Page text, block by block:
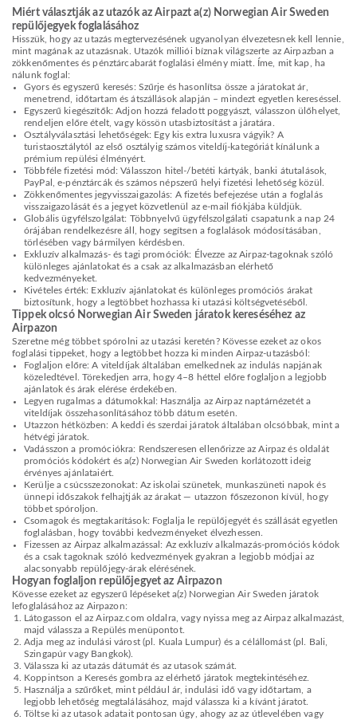
Miért választják az utazók az Airpazt a(z) Norwegian Air Sweden
repülőjegyek foglalásához
Hisszük, hogy az utazás megtervezésének ugyanolyan élvezetesnek kell lennie,
mint magának az utazásnak. Utazók milliói bíznak világszerte az Airpazban a
zökkenőmentes és pénztárcabarát foglalási élmény miatt. Íme, mit kap, ha
nálunk foglal:
Gyors és egyszerű keresés: Szűrje és hasonlítsa össze a járatokat ár,
menetrend, időtartam és átszállások alapján – mindezt egyetlen kereséssel.
Egyszerű kiegészítők: Adjon hozzá feladott poggyászt, válasszon ülőhelyet,
rendeljen előre ételt, vagy kössön utasbiztosítást a járatára.
Osztályválasztási lehetőségek: Egy kis extra luxusra vágyik? A
turistaosztálytól az első osztályig számos viteldíj-kategóriát kínálunk a
prémium repülési élményért.
Többféle fizetési mód: Válasszon hitel-/betéti kártyák, banki átutalások,
PayPal, e-pénztárcák és számos népszerű helyi fizetési lehetőség közül.
Zökkenőmentes jegyvisszaigazolás: A fizetés befejezése után a foglalás
visszaigazolását és a jegyet közvetlenül az e-mail fiókjába küldjük.
Globális ügyfélszolgálat: Többnyelvű ügyfélszolgálati csapatunk a nap 24
órájában rendelkezésre áll, hogy segítsen a foglalások módosításában,
törlésében vagy bármilyen kérdésben.
Exkluzív alkalmazás- és tagi promóciók: Élvezze az Airpaz-tagoknak szóló
különleges ajánlatokat és a csak az alkalmazásban elérhető
kedvezményeket.
Kivételes érték: Exkluzív ajánlatokat és különleges promóciós árakat
biztosítunk, hogy a legtöbbet hozhassa ki utazási költségvetéséből.
Tippek olcsó Norwegian Air Sweden járatok kereséséhez az
Airpazon
Szeretne még többet spórolni az utazási keretén? Kövesse ezeket az okos
foglalási tippeket, hogy a legtöbbet hozza ki minden Airpaz-utazásból:
Foglaljon előre: A viteldíjak általában emelkednek az indulás napjának
közeledtével. Törekedjen arra, hogy 4–8 héttel előre foglaljon a legjobb
ajánlatok és árak elérése érdekében.
Legyen rugalmas a dátumokkal: Használja az Airpaz naptárnézetét a
viteldíjak összehasonlításához több dátum esetén.
Utazzon hétközben: A keddi és szerdai járatok általában olcsóbbak, mint a
hétvégi járatok.
Vadásszon a promóciókra: Rendszeresen ellenőrizze az Airpaz és oldalát
promóciós kódokért és a(z) Norwegian Air Sweden korlátozott ideig
érvényes ajánlataiért.
Kerülje a csúcsszezonokat: Az iskolai szünetek, munkaszüneti napok és
ünnepi időszakok felhajtják az árakat — utazzon főszezonon kívül, hogy
többet spóroljon.
Csomagok és megtakarítások: Foglalja le repülőjegyét és szállását egyetlen
foglalásban, hogy további kedvezményeket élvezhessen.
Fizessen az Airpaz alkalmazással: Az exkluzív alkalmazás-promóciós kódok
és a csak tagoknak szóló kedvezmények gyakran a legjobb módjai az
alacsonyabb repülőjegy-árak elérésének.
Hogyan foglaljon repülőjegyet az Airpazon
Kövesse ezeket az egyszerű lépéseket a(z) Norwegian Air Sweden járatok
lefoglalásához az Airpazon:
Látogasson el az Airpaz.com oldalra, vagy nyissa meg az Airpaz alkalmazást,
majd válassza a Repülés menüpontot.
Adja meg az indulási várost (pl. Kuala Lumpur) és a célállomást (pl. Bali,
Szingapúr vagy Bangkok).
Válassza ki az utazás dátumát és az utasok számát.
Koppintson a Keresés gombra az elérhető járatok megtekintéséhez.
Használja a szűrőket, mint például ár, indulási idő vagy időtartam, a
legjobb lehetőség megtalálásához, majd válassza ki a kívánt járatot.
Töltse ki az utasok adatait pontosan úgy, ahogy az az útlevelében vagy